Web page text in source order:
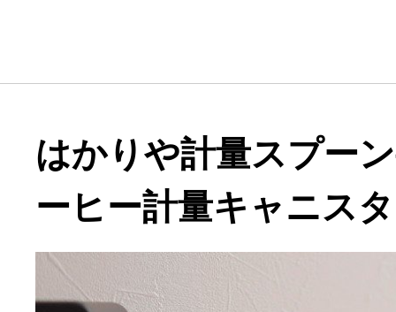
はかりや計量スプー
ーヒー計量キャニス